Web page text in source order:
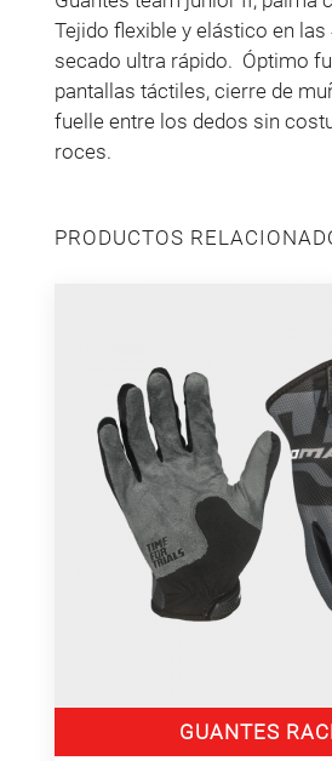
Tejido flexible y elástico en
secado ultra rápido. Óptimo
pantallas táctiles, cierre de
fuelle entre los dedos sin
roces.
PRODUCTOS
GUANTES